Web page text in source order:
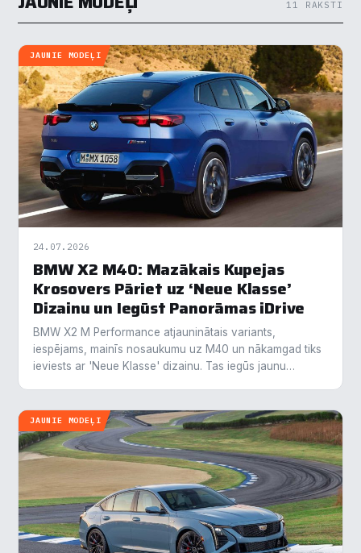
11 RAKSTI
JAUNIE MODEĻI
24.07.2026
BMW X2 M40: Mazākais Kupejas
Krosovers Pāriet uz ‘Neue Klasse’
Dizainu un Iegūst Panorāmas iDrive
BMW X2 M Performance atjauninātais variants,
iespējams, mainīs nosaukumu uz M40 un nākamgad tiks
ieviests ar 'Neue Klasse' dizainu. Tas iegūs jaunu
JAUNIE MODEĻI